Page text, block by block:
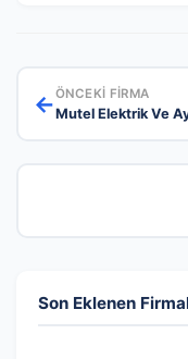
←ÖNCEKI FIRMA
Mutel Elektrik Ve
Son Eklenen